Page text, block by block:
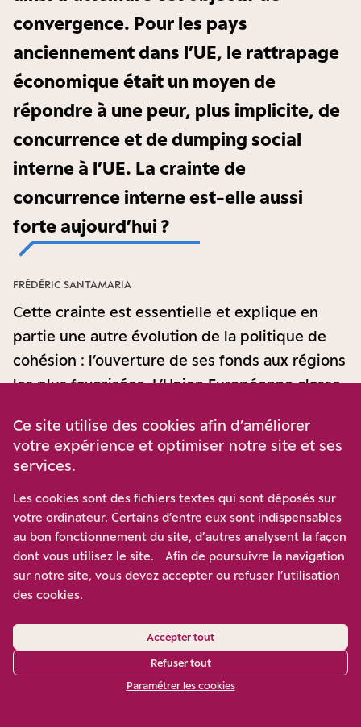
convergence. Pour les pays
anciennement dans l’UE, le rattrapage
économique était un moyen de
répondre à une peur, plus implicite, de
concurrence et de dumping social
interne à l’UE. La crainte de
concurrence interne est-elle aussi
forte aujourd’hui ?
Cette crainte est essentielle et explique en
partie une autre évolution de la politique de
cohésion : l’ouverture de ses fonds aux régions
les plus favorisées. L’Union Européenne classe
mesuré par le PIB par habitant : les “régions les
moins développées” sont en dessous de 75%
“régions en transition” entre 75 et 100% ; les
“régions les plus développées” au-delà de
100%. Or, à partir de 2007, les “régions les
plus développées” ont pu accéder aux fonds
de la politique de cohésion.
Cette décision était défendue sur le plan
économique. Le rapport d’André Sapir publié
au milieu des années 2000 marque un tournant
FRÉDÉRIC SANTAMARIA
Ce site utilise des cookies afin d’améliorer
votre expérience et optimiser notre site et ses
services.
Les cookies sont des fichiers textes qui sont déposés sur
votre ordinateur. Certains d’entre eux sont indispensables
au bon fonctionnement du site, d’autres analysent la façon
dont vous utilisez le site. Afin de poursuivre la navigation
sur notre site, vous devez accepter ou refuser l’utilisation
des cookies.
Accepter tout
Refuser tout
Paramétrer les cookies